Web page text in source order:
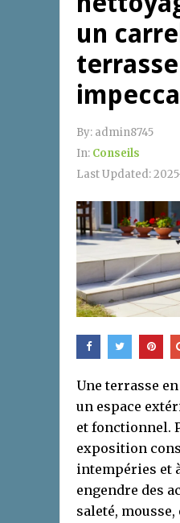
un
terrasse
By: admin8745
In: Conseils
Last Updated:
Une terrasse
un espace
et fonctionnel.
exposition
intempéries et
engendre des
saleté, mousse,